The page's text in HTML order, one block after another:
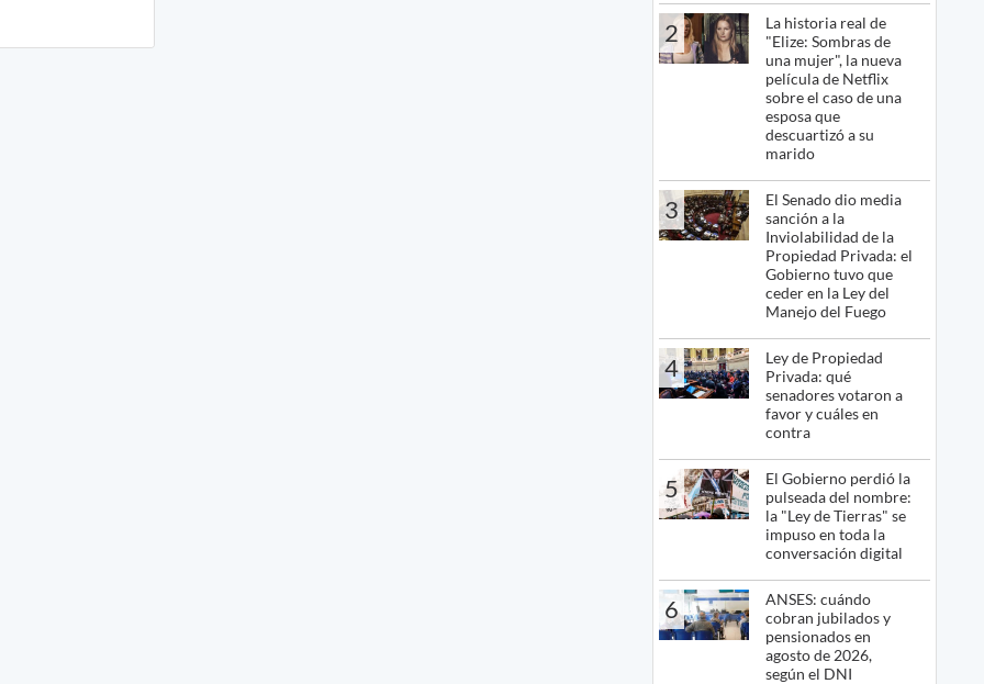
2
La historia real de
"Elize: Sombras de
una mujer", la nueva
película de Netflix
sobre el caso de una
esposa que
descuartizó a su
marido
3
El Senado dio media
sanción a la
Inviolabilidad de la
Propiedad Privada: el
Gobierno tuvo que
ceder en la Ley del
Manejo del Fuego
4
Ley de Propiedad
Privada: qué
senadores votaron a
favor y cuáles en
contra
5
El Gobierno perdió la
pulseada del nombre:
la "Ley de Tierras" se
impuso en toda la
conversación digital
6
ANSES: cuándo
cobran jubilados y
pensionados en
agosto de 2026,
según el DNI